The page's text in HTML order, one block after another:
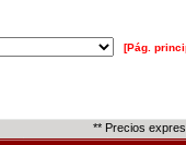
[Pág.
** Precios